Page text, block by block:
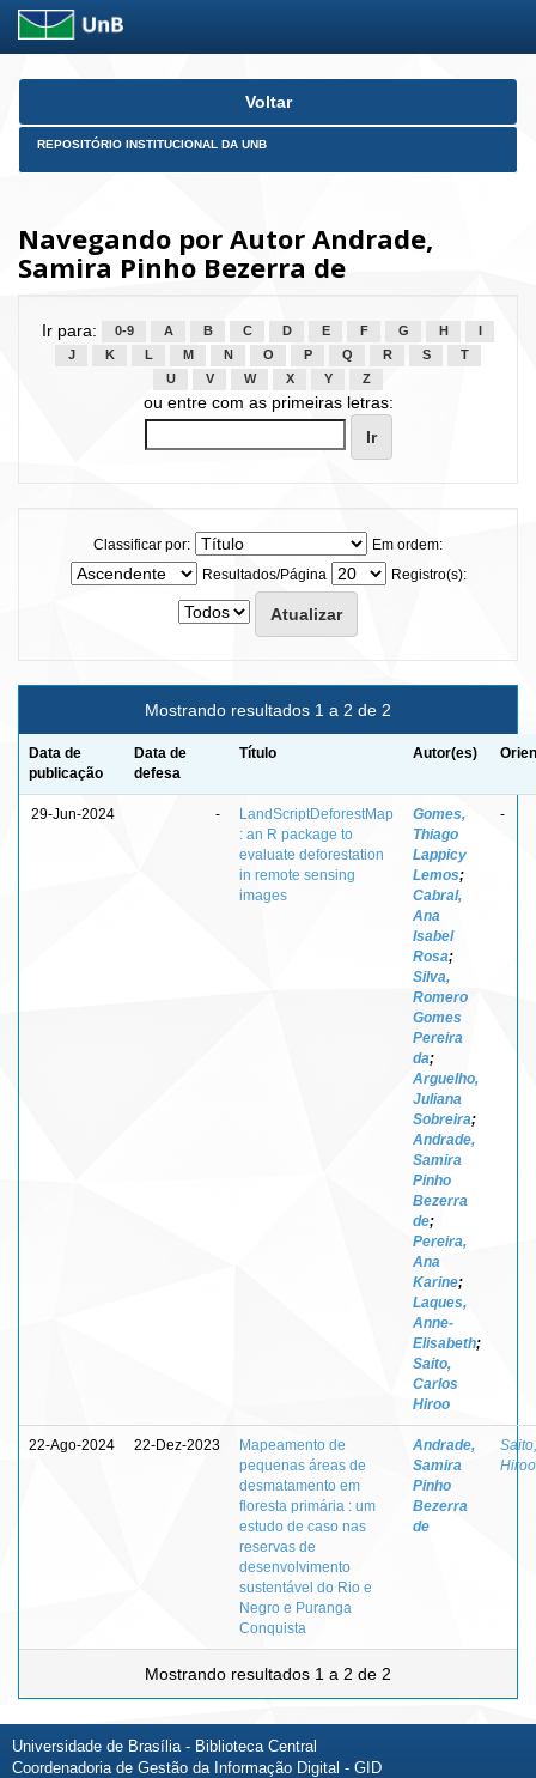
Skip
Voltar
REPOSITÓRIO INSTITUCIONAL DA UNB
Navegando por Autor Andrade,
Samira Pinho Bezerra de
Ir para: 0-9 A B C D E F G H
J
K L M N O P Q R S
T
U
V W X Y Z
ou entre com as primeiras letras:
Classificar por:
Em ordem:
Resultados/Página
Registro(s):
Mostrando resultados 1 a 2 de 2
Data de
publicação
Data de
defesa
Título Autor(es)
29-Jun-2024 -
LandScriptDeforestMap
: an R package to
evaluate deforestation
in remote sensing
images
Gomes,
Thiago
Lappicy
Lemos;
Cabral,
Ana
Isabel
Rosa;
Silva,
Romero
Gomes
Pereira
da;
Arguelho,
Juliana
Sobreira;
Andrade,
Samira
Pinho
Bezerra
de;
Pereira,
Ana
Karine;
Laques,
Anne-
Elisabeth;
Saito,
Carlos
Hiroo
-
22-Ago-2024 22-Dez-2023
Mapeamento de
pequenas áreas de
desmatamento em
floresta primária : um
estudo de caso nas
reservas de
desenvolvimento
sustentável do Rio e
Negro e Puranga
Conquista
Andrade,
Samira
Pinho
Bezerra
de
Hiroo
Mostrando resultados 1 a 2 de 2
Universidade de Brasília - Biblioteca Central
Coordenadoria de Gestão da Informação Digital - GID